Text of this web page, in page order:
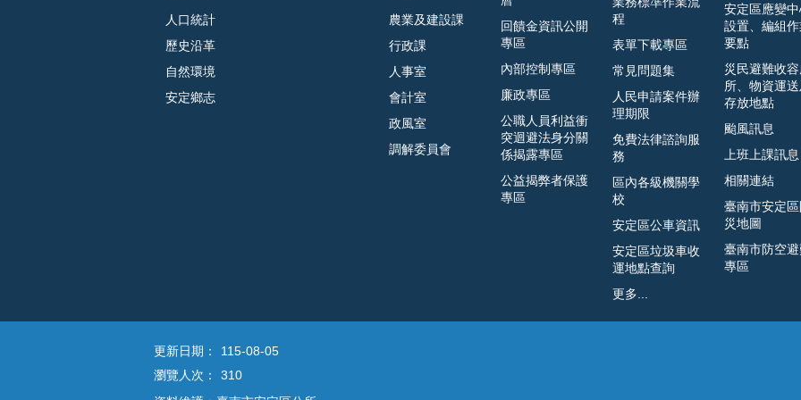
人口統計
歷史沿革
自然環境
安定鄉志
農業及建設課
行政課
人事室
會計室
政風室
調解委員會
回饋金資訊公開
專區
內部控制專區
廉政專區
公職人員利益衝
突迴避法身分關
係揭露專區
公益揭弊者保護
專區
程
表單下載專區
常見問題集
人民申請案件辦
理期限
免費法律諮詢服
務
區內各級機關學
校
安定區公車資訊
安定區垃圾車收
運地點查詢
更多...
安定區應變
設置、編組
要點
災民避難收容
所、物資運送
存放地點
颱風訊息
上班上課訊息
相關連結
臺南市安定
災地圖
臺南市防空
專區
更新日期：
115-08-05
瀏覽人次：
310